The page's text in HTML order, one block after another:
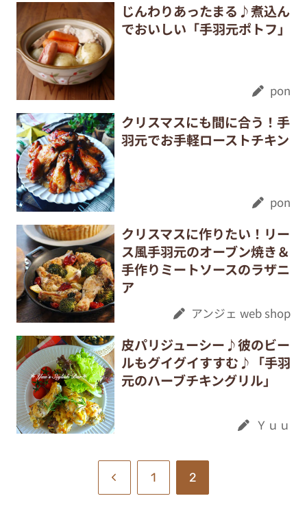
じんわりあったまる♪煮込ん
でおいしい「手羽元ポトフ」
pon
クリスマスにも間に合う！手
羽元でお手軽ローストチキン
pon
クリスマスに作りたい！リー
ス風手羽元のオーブン焼き＆
手作りミートソースのラザニ
ア
アンジェ web shop
皮パリジューシー♪彼のビー
ルもグイグイすすむ♪「手羽
元のハーブチキングリル」
Ｙｕｕ
1 2